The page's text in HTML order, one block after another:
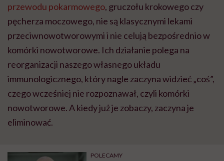
przewodu pokarmowego, gruczołu krokowego czy
pęcherza moczowego, nie są klasycznymi lekami
przeciwnowotworowymi i nie celują bezpośrednio w
komórki nowotworowe. Ich działanie polega na
reorganizacji naszego własnego układu
immunologicznego, który nagle zaczyna widzieć „coś”,
czego wcześniej nie rozpoznawał, czyli komórki
nowotworowe. A kiedy już je zobaczy, zaczyna je
eliminować.
POLECAMY